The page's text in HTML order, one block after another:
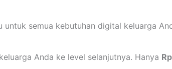
semua kebutuhan digital keluarga
Anda ke level selanjutnya. Hanya